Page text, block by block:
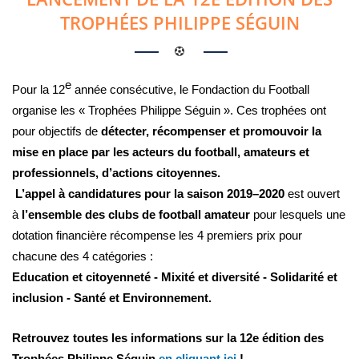
TROPHÉES PHILIPPE SÉGUIN
Pour la 12e année consécutive, le Fondaction du Football
organise les « Trophées Philippe Séguin ». Ces trophées ont
pour objectifs de détecter, récompenser et promouvoir la
mise en place par les acteurs du football, amateurs et
professionnels, d’actions citoyennes.
L’appel à candidatures pour la saison 2019–2020 est ouvert
à l’ensemble des clubs de football amateur pour lesquels une
dotation financière récompense les 4 premiers prix pour
chacune des 4 catégories :
Education et citoyenneté - Mixité et diversité - Solidarité et
inclusion - Santé et Environnement.
Retrouvez toutes les informations sur la 12e édition des